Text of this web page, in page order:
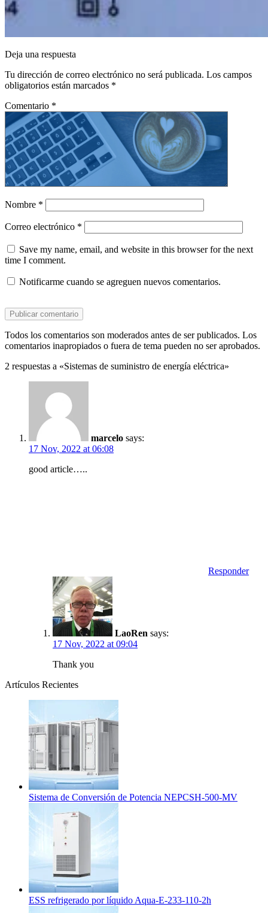
Deja una respuesta
Tu dirección de correo electrónico no será publicada. Los campos
obligatorios están marcados *
Comentario *
Nombre *
Correo electrónico *
Save my name, email, and website in this browser for the next
time I comment.
Notificarme cuando se agreguen nuevos comentarios.
Todos los comentarios son moderados antes de ser publicados. Los
comentarios inapropiados o fuera de tema pueden no ser aprobados.
2 respuestas a «Sistemas de suministro de energía eléctrica»
marcelo says:
17 Nov, 2022 at 06:08
good article…..
Responder
LaoRen says:
17 Nov, 2022 at 09:04
Thank you
Artículos Recientes
Sistema de Conversión de Potencia NEPCSH-500-MV
ESS refrigerado por líquido Aqua-E-233-110-2h